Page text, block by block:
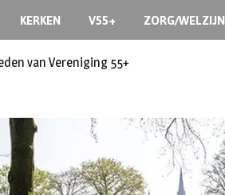
KERKEN V55+ ZORG/WELZIJN
van Vereniging 55+